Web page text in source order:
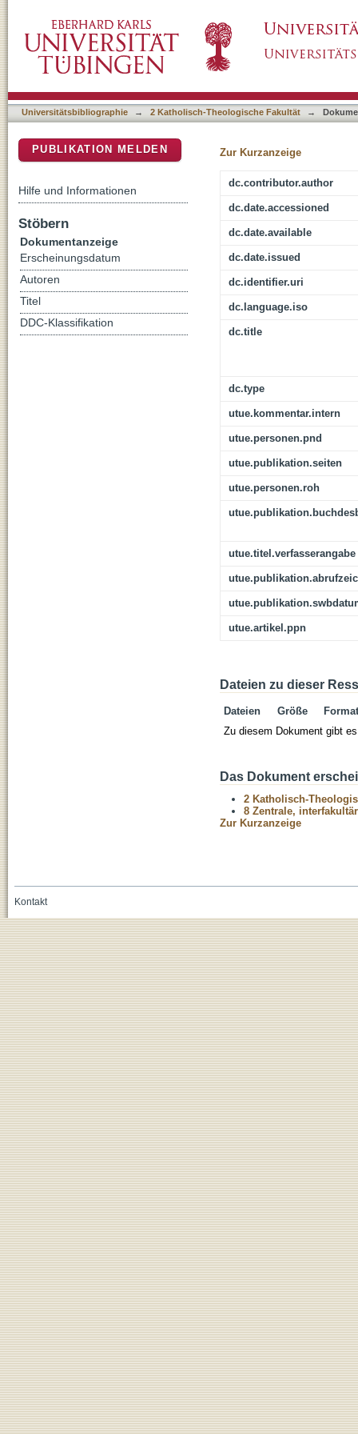
volkssprachlichen Verkündigung der
Universitätsbibliographie → 2 Katholisch-Theologische Fakultät →
Zur Kurzanzeige
dc.contributor.author
dc.date.accessioned
dc.date.available
dc.date.issued
dc.identifier.uri
dc.language.iso
dc.title
dc.type
utue.kommentar.intern
utue.personen.pnd
utue.publikation.seiten
utue.personen.roh
utue.titel.verfasserangabe
utue.artikel.ppn
Dateien zu dieser
Dateien Größe
Format
Zu diesem Dokument gibt
Das Dokument
2 Katholisch-
8 Zentrale,
Zur Kurzanzeige
PUBLIKATION MELDEN
Hilfe und Informationen
Stöbern
Dokumentanzeige
Erscheinungsdatum
Autoren
Titel
DDC-Klassifikation
Kontakt